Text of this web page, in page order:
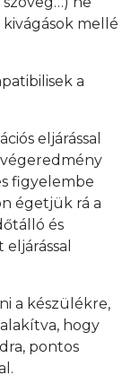
mellé
a
eljárással
figyelembe
égetjük rá a
és
a készülékre,
hogy
pontos